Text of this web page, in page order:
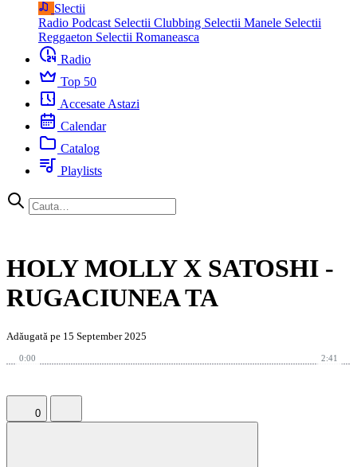
Slectii
Radio Podcast Selectii Clubbing Selectii Manele Selectii
Reggaeton Selectii Romaneasca
Radio
Top 50
Accesate Astazi
Calendar
Catalog
Playlists
HOLY MOLLY X SATOSHI -
RUGACIUNEA TA
Adăugată pe 15 September 2025
0:00 2:41
0